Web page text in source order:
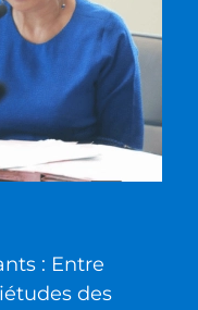
: Entre
des